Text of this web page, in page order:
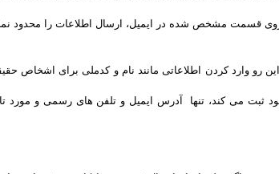
قسمت مشخص شده در ایمیل، ارسال اطلاعات را محدود
وارد کردن اطلاعاتی مانند نام و کدملی برای اشخاص
ثبت می­ کند، تنها آدرس ایمیل و تلفن­ های رسمی و مورد